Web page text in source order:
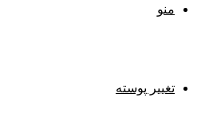
منو
تغییر پوسته